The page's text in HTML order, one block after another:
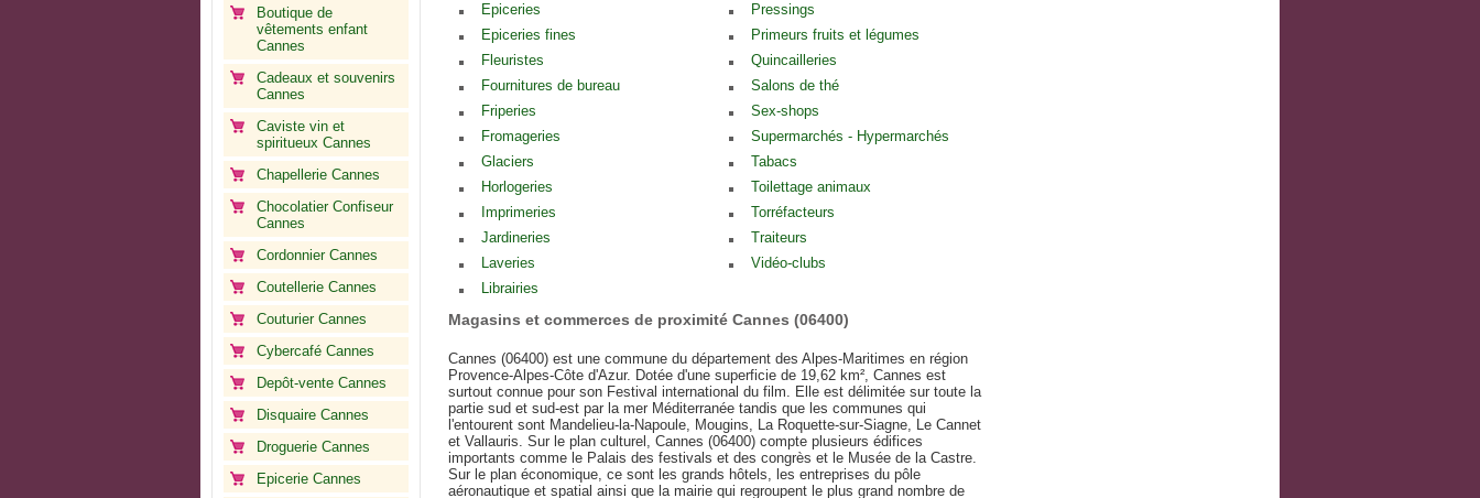
Boutique de
vêtements enfant
Cannes
Cadeaux et souvenirs
Cannes
Caviste vin et
spiritueux Cannes
Chapellerie Cannes
Chocolatier Confiseur
Cannes
Cordonnier Cannes
Coutellerie Cannes
Couturier Cannes
Cybercafé Cannes
Depôt-vente Cannes
Disquaire Cannes
Droguerie Cannes
Epicerie Cannes
Epiceries
Epiceries fines
Fleuristes
Fournitures de bureau
Friperies
Fromageries
Glaciers
Horlogeries
Imprimeries
Jardineries
Laveries
Librairies
Pressings
Primeurs fruits et légumes
Quincailleries
Salons de thé
Sex-shops
Supermarchés - Hypermarchés
Tabacs
Toilettage animaux
Torréfacteurs
Traiteurs
Vidéo-clubs
Magasins et commerces de proximité Cannes (06400)
Cannes (06400) est une commune du département des Alpes-Maritimes en région
Provence-Alpes-Côte d'Azur. Dotée d'une superficie de 19,62 km², Cannes est
surtout connue pour son Festival international du film. Elle est délimitée sur toute la
partie sud et sud-est par la mer Méditerranée tandis que les communes qui
l'entourent sont Mandelieu-la-Napoule, Mougins, La Roquette-sur-Siagne, Le Cannet
et Vallauris. Sur le plan culturel, Cannes (06400) compte plusieurs édifices
importants comme le Palais des festivals et des congrès et le Musée de la Castre.
Sur le plan économique, ce sont les grands hôtels, les entreprises du pôle
aéronautique et spatial ainsi que la mairie qui regroupent le plus grand nombre de